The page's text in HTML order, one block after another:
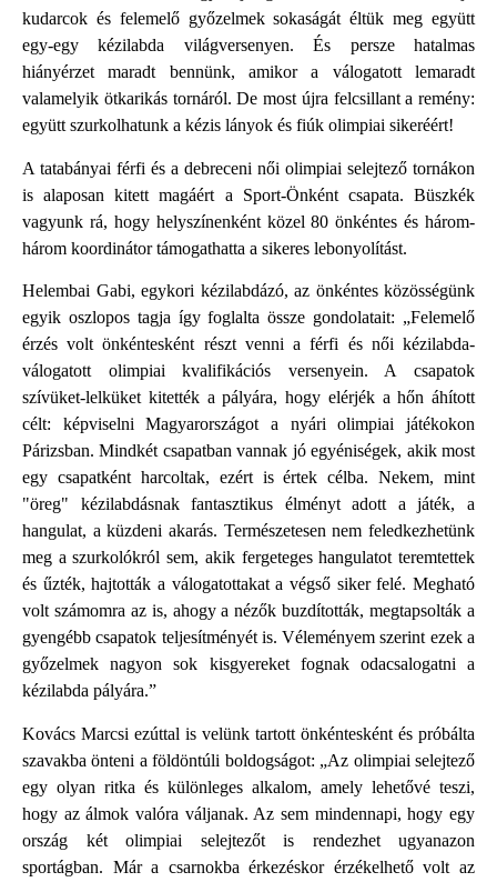
kudarcok és felemelő győzelmek sokaságát éltük meg együtt
egy-egy kézilabda világversenyen. És persze hatalmas
hiányérzet maradt bennünk, amikor a válogatott lemaradt
valamelyik ötkarikás tornáról. De most újra felcsillant a remény:
együtt szurkolhatunk a kézis lányok és fiúk olimpiai sikeréért!
A tatabányai férfi és a debreceni női olimpiai selejtező tornákon
is alaposan kitett magáért a Sport-Önként csapata. Büszkék
vagyunk rá, hogy helyszínenként közel 80 önkéntes és három-
három koordinátor támogathatta a sikeres lebonyolítást.
Helembai Gabi, egykori kézilabdázó, az önkéntes közösségünk
egyik oszlopos tagja így foglalta össze gondolatait: „Felemelő
érzés volt önkéntesként részt venni a férfi és női kézilabda-
válogatott olimpiai kvalifikációs versenyein. A csapatok
szívüket-lelküket kitették a pályára, hogy elérjék a hőn áhított
célt: képviselni Magyarországot a nyári olimpiai játékokon
Párizsban. Mindkét csapatban vannak jó egyéniségek, akik most
egy csapatként harcoltak, ezért is értek célba. Nekem, mint
"öreg" kézilabdásnak fantasztikus élményt adott a játék, a
hangulat, a küzdeni akarás. Természetesen nem feledkezhetünk
meg a szurkolókról sem, akik fergeteges hangulatot teremtettek
és űzték, hajtották a válogatottakat a végső siker felé. Megható
volt számomra az is, ahogy a nézők buzdították, megtapsolták a
gyengébb csapatok teljesítményét is. Véleményem szerint ezek a
győzelmek nagyon sok kisgyereket fognak odacsalogatni a
kézilabda pályára.”
Kovács Marcsi ezúttal is velünk tartott önkéntesként és próbálta
szavakba önteni a földöntúli boldogságot: „Az olimpiai selejtező
egy olyan ritka és különleges alkalom, amely lehetővé teszi,
hogy az álmok valóra váljanak. Az sem mindennapi, hogy egy
ország két olimpiai selejtezőt is rendezhet ugyanazon
sportágban. Már a csarnokba érkezéskor érzékelhető volt az